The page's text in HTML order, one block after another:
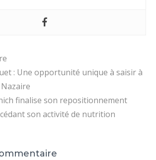
: Une opportunité unique à saisir à
finalise son repositionnement
son activité de nutrition